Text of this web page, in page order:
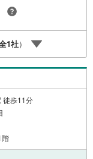
ざいますが、お車で
の中古マンションを
！不動産に掲載
気軽にお問合せくだ
1社）
徒歩11分
階